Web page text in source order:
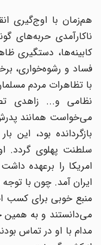
ناکار‌آمدی حربه‌های
کابینه‌ها، دستگیری
فساد و رشوه‌خواری،
با تظاهرات مردم
نظامی و... زاهدی
بازگردانده بود، این
سلطنت پهلوی گردد. او
امریکا را برعهده داشت
ایران آمد. چون با توجه
منبع خوبی برای کسب
می‌دانستند و به همین
مدام با او در تماس